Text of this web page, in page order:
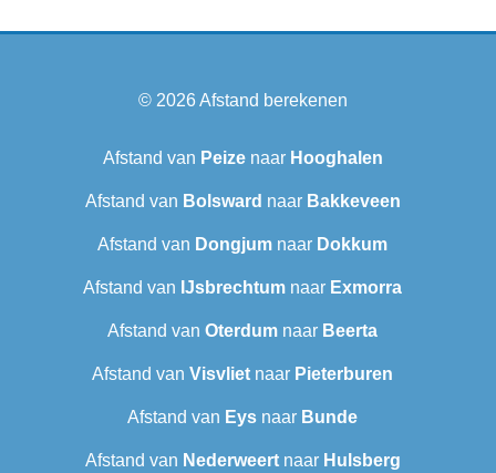
© 2026Afstand berekenen
Afstand van Peizenaar Hooghalen
Afstand van Bolsward‎ naar Bakkeveen
Afstand van Dongjum naar Dokkum
Afstand van IJsbrechtum naar Exmorra
Afstand van Oterdum naar Beerta
Afstand van Visvliet naar Pieterburen
Afstand van Eys naar Bunde
Afstand van Nederweertnaar Hulsberg